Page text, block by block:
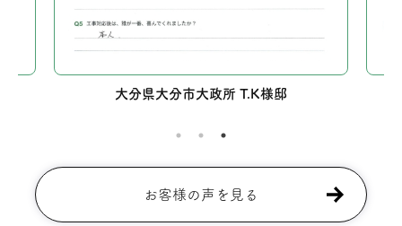
大分県大分市大政所 T.K様邸
お客様の声を見る